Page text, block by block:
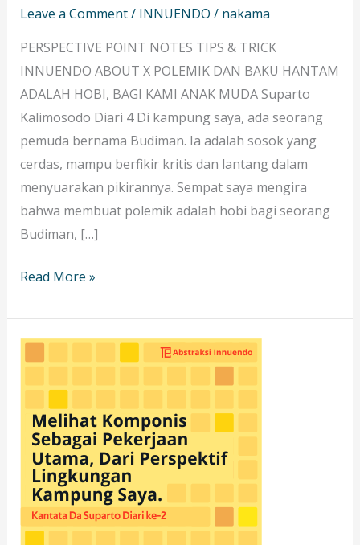
Leave a Comment/ INNUENDO / nakama
PERSPECTIVE POINT NOTES TIPS & TRICK
INNUENDO ABOUT X POLEMIK DAN BAKU HANTAM
ADALAH HOBI, BAGI KAMI ANAK MUDA Suparto
Kalimosodo Diari 4 Di kampung saya, ada seorang
pemuda bernama Budiman. Ia adalah sosok yang
cerdas, mampu berfikir kritis dan lantang dalam
menyuarakan pikirannya. Sempat saya mengira
bahwa membuat polemik adalah hobi bagi seorang
Budiman, […]
Read More »
MELIHAT
SEBAGAI
PEKERJAAN
UTAMA,
DARI
PERSPEKTIF
LINGKUNGAN
KAMPUNG